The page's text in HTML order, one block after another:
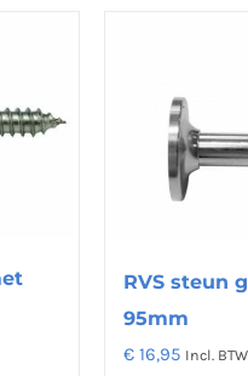
RVS steun
95mm
€ 16,95 Incl. BTW